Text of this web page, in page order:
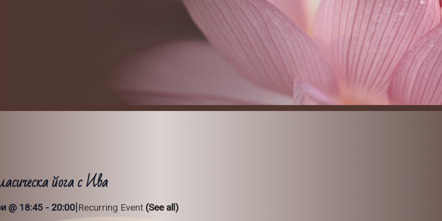
йога с Ива
@ 18:45- 20:00|Recurring Event (See all)